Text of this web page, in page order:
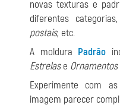
novas texturas e
diferentes
postais, etc.
A moldura Padrão
Estrelase
Experimente com
imagem parecer